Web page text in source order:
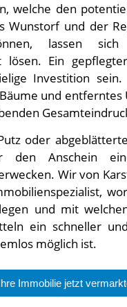
welche den
Wunstorf und der
lassen
lösen. Ein
Investition
und entferntes
oder
den Anschein
Wir von
und mit
ein schneller
möglich ist.
Immobilie jetzt